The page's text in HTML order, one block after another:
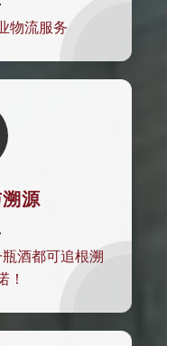
物流服务
源
酒都可追根溯
！